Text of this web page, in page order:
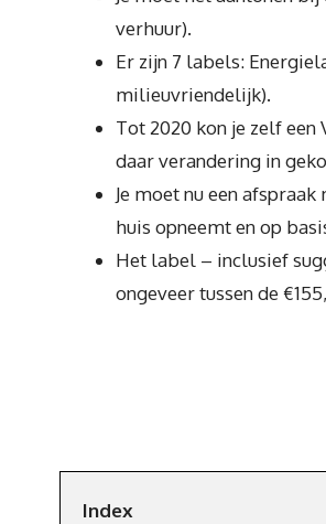
verhuur).
Er zijn 7 labels:
milieuvriendelijk).
Tot 2020 kon je zelf een
daar verandering in
Je moet nu een
huis opneemt en op
Het label – inclusief
ongeveer tussen de
Index